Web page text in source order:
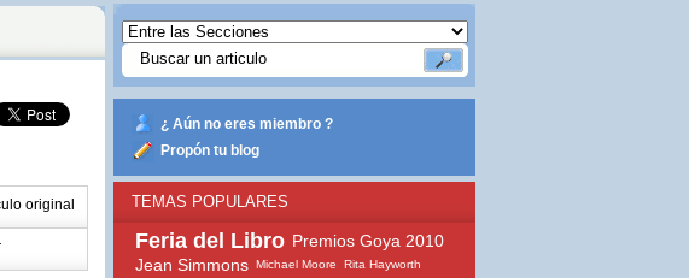
original
¿ Aún no eres miembro ?
Propón tu blog
TEMAS POPULARES
Feria del Libro Premios Goya 2010
Jean Simmons Michael Moore Rita Hayworth